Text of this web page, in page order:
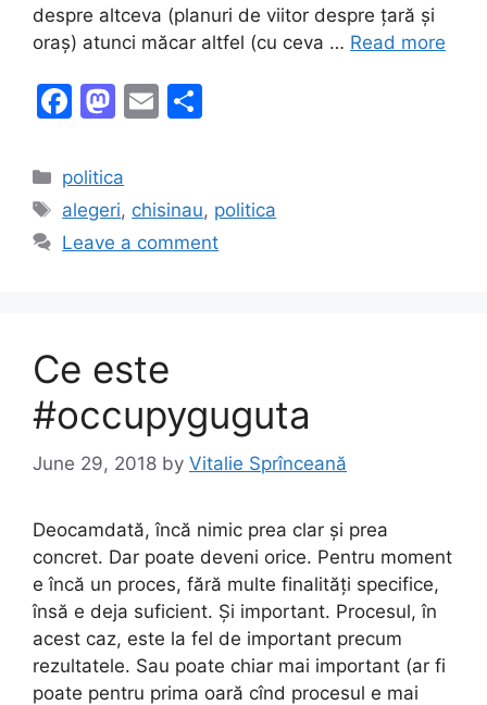
despre altceva (planuri de viitor despre țară și
oraș) atunci măcar altfel (cu ceva … Read more
F
c
e
b
M
st
o
d
E
l
e
Categories
politica
Tags
alegeri, chisinau, politica
Leave a comment
Ce este
#occupyguguta
June 29, 2018 by Vitalie Sprînceană
Deocamdată, încă nimic prea clar și prea
concret. Dar poate deveni orice. Pentru moment
e încă un proces, fără multe finalități specifice,
însă e deja suficient. Și important. Procesul, în
acest caz, este la fel de important precum
rezultatele. Sau poate chiar mai important (ar fi
poate pentru prima oară cînd procesul e mai